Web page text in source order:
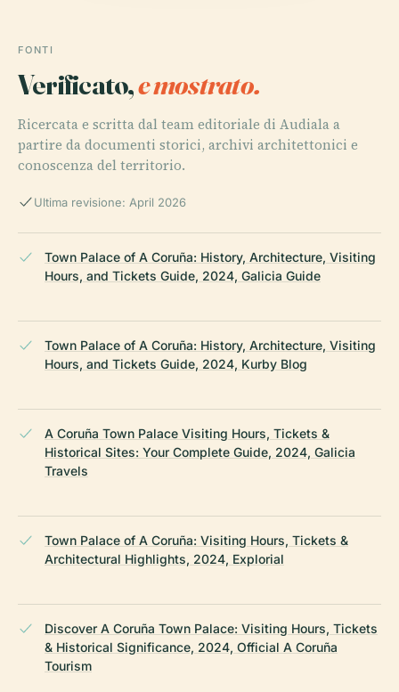
FONTI
Verificato,e mostrato.
Ricercata e scritta dal team editoriale di Audiala a
partire da documenti storici, archivi architettonici e
conoscenza del territorio.
Ultima revisione: April 2026
Town Palace of A Coruña: History, Architecture, Visiting
Hours, and Tickets Guide, 2024, Galicia Guide
Town Palace of A Coruña: History, Architecture, Visiting
Hours, and Tickets Guide, 2024, Kurby Blog
A Coruña Town Palace Visiting Hours, Tickets &
Historical Sites: Your Complete Guide, 2024, Galicia
Travels
Town Palace of A Coruña: Visiting Hours, Tickets &
Architectural Highlights, 2024, Explorial
Discover A Coruña Town Palace: Visiting Hours, Tickets
& Historical Significance, 2024, Official A Coruña
Tourism